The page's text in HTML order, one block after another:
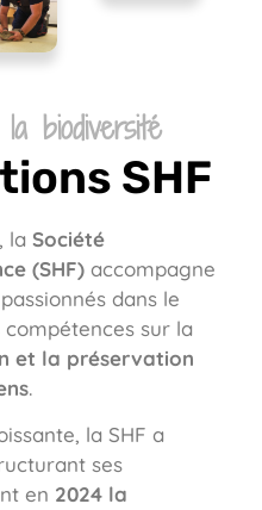
biodiversité
SHF
la Société
(SHF) accompagne
dans le
sur la
et la préservation
.
la SHF a
ses
en 2024 la